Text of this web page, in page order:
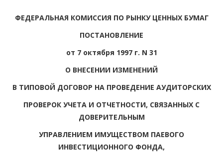
ФЕДЕРАЛЬНАЯ КОМИССИЯ ПО РЫНКУ ЦЕННЫХ БУМАГ
ПОСТАНОВЛЕНИЕ
от 7 октября 1997 г. N 31
О ВНЕСЕНИИ ИЗМЕНЕНИЙ
В ТИПОВОЙ ДОГОВОР НА ПРОВЕДЕНИЕ АУДИТОРСКИХ
ПРОВЕРОК УЧЕТА И ОТЧЕТНОСТИ, СВЯЗАННЫХ С
ДОВЕРИТЕЛЬНЫМ
УПРАВЛЕНИЕМ ИМУЩЕСТВОМ ПАЕВОГО
ИНВЕСТИЦИОННОГО ФОНДА,